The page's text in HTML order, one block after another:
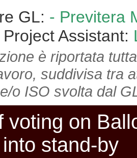
GL: - Previtera
Project Assistant:
è riportata
suddivisa tra
o ISO svolta dal
voting on
stand-by